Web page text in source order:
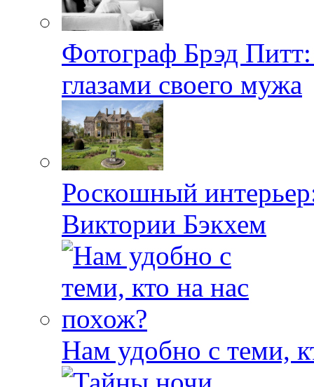
Фотограф Брэд
глазами своего мужа
Роскошный
Виктории Бэкхем
Нам удобно с теми,